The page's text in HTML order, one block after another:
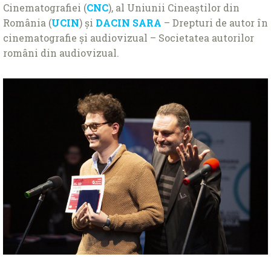
Cinematografiei (CNC), al Uniunii Cineaștilor din
România (UCIN) și DACIN SARA – Drepturi de autor în
cinematografie și audiovizual – Societatea autorilor
români din audiovizual.